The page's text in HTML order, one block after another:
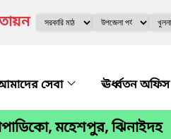
সেবা ঊর্ধ্বতন অফিস
মহেশপুর, ঝিনাইদহ